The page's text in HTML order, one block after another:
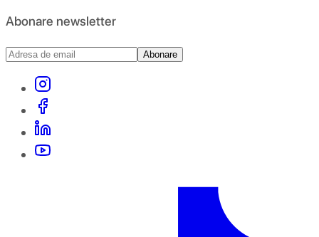
Abonare newsletter
Abonare